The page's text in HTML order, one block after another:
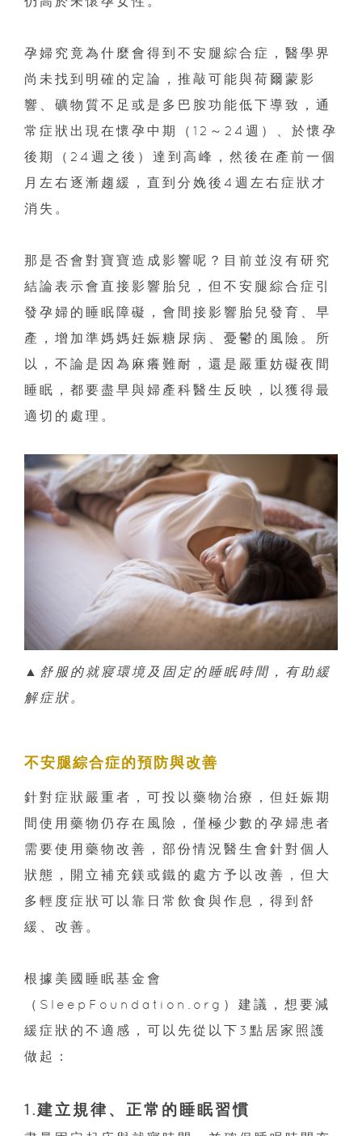
孕婦究竟為什麼會得到不安腿綜合症，醫學界
尚未找到明確的定論，推敲可能與荷爾蒙影
響、礦物質不足或是多巴胺功能低下導致，通
常症狀出現在懷孕中期（12～24週）、於懷孕
後期（24週之後）達到高峰，然後在產前一個
月左右逐漸趨緩，直到分娩後4週左右症狀才
消失。
那是否會對寶寶造成影響呢？目前並沒有研究
結論表示會直接影響胎兒，但不安腿綜合症引
發孕婦的睡眠障礙，會間接影響胎兒發育、早
產，增加準媽媽妊娠糖尿病、憂鬱的風險。所
以，不論是因為麻癢難耐，還是嚴重妨礙夜間
睡眠，都要盡早與婦產科醫生反映，以獲得最
適切的處理。
▲ 舒服的就寢環境及固定的睡眠時間，有助緩
解症狀。
不安腿綜合症的預防與改善
針對症狀嚴重者，可投以藥物治療，但妊娠期
間使用藥物仍存在風險，僅極少數的孕婦患者
需要使用藥物改善，部份情況醫生會針對個人
狀態，開立補充鎂或鐵的處方予以改善，但大
多輕度症狀可以靠日常飲食與作息，得到舒
緩、改善。
根據美國睡眠基金會
（SleepFoundation.org）建議，想要減
緩症狀的不適感，可以先從以下3點居家照護
做起：
1.建立規律、正常的睡眠習慣